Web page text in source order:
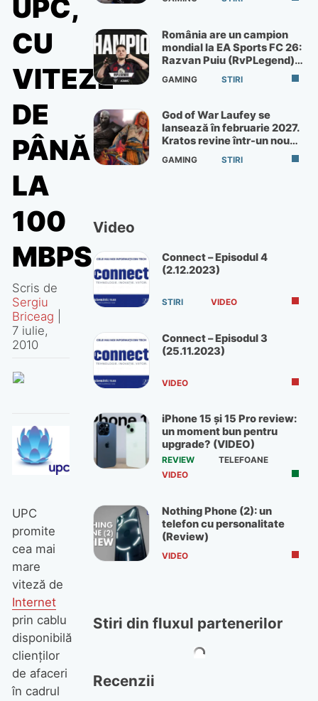
UPC,
CU
VITEZE
DE
PÂNĂ
LA
100
MBPS
Scris de
Sergiu
Briceag
7 iulie,
2010
UPC
promite
cea mai
mare
viteză de
Internet
prin cablu
disponibilă
clienţilor
de afaceri
în cadrul
România are un campion
mondial la EA Sports FC 26:
Razvan Puiu (RvPLegend)
câștigă turneul de la Paris
GAMING STIRI
God of War Laufey se
lansează în februarie 2027.
Kratos revine într-un nou
God of War
GAMING STIRI
Video
Connect – Episodul 4
(2.12.2023)
STIRI VIDEO
Connect – Episodul 3
(25.11.2023)
VIDEO
iPhone 15 și 15 Pro review:
un moment bun pentru
upgrade? (VIDEO)
REVIEW
TELEFOANE
VIDEO
Nothing Phone (2): un
telefon cu personalitate
(Review)
VIDEO
Stiri din fluxul partenerilor
Recenzii